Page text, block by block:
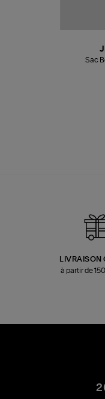
Sac
LIVRAISON
à partir de